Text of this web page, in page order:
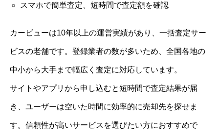
スマホで簡単査定、短時間で査定額を確認
カービューは10年以上の運営実績があり、一括査定サー
ビスの老舗です。登録業者の数が多いため、全国各地の
中小から大手まで幅広く査定に対応しています。
サイトやアプリから申し込むと短時間で査定結果が届
き、ユーザーは空いた時間に効率的に売却先を探せま
す。信頼性が高いサービスを選びたい方におすすめで